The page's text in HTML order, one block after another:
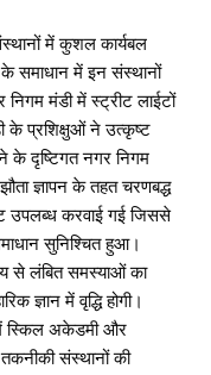
में कुशल कार्यबल
समाधान में इन संस्थानों
मंडी में स्ट्रीट लाईटों
के प्रशिक्षुओं ने उत्कृष्ट
के दृष्टिगत नगर निगम
ज्ञापन के तहत चरणबद्ध
उपलब्ध करवाई गई जिससे
सुनिश्चित हुआ।
से लंबित समस्याओं का
ज्ञान में वृद्धि होगी।
स्किल अकेडमी और
तकनीकी संस्थानों की